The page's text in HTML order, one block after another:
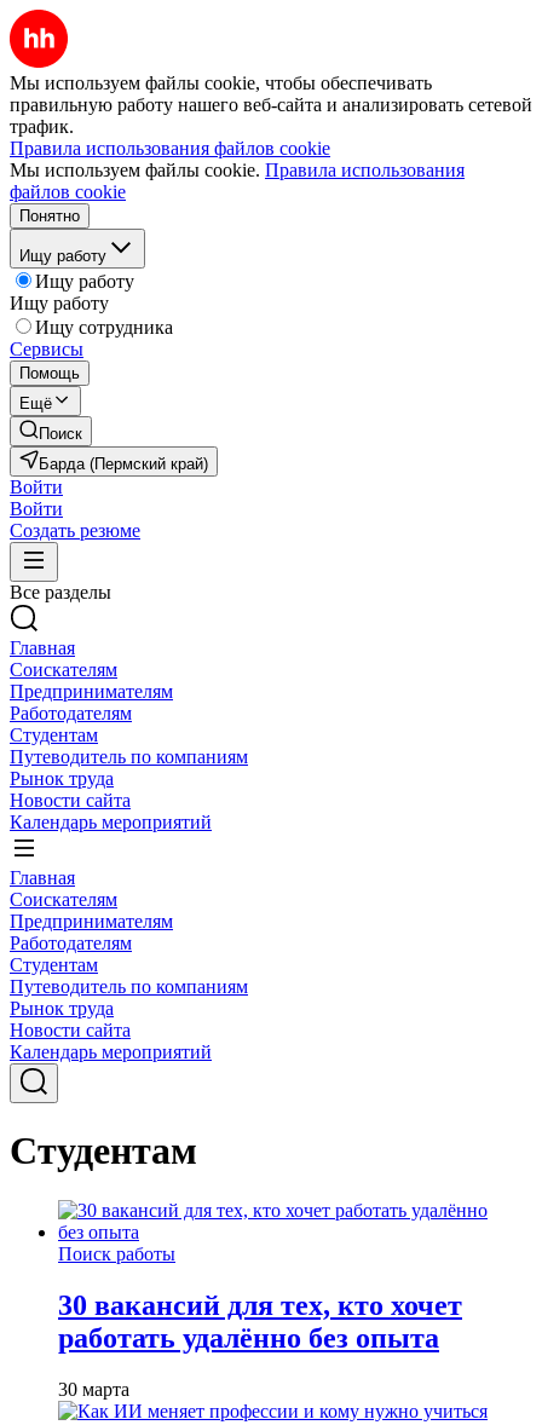
Мы используем файлы cookie, чтобы обеспечивать
правильную работу нашего веб-сайта и анализировать сетевой
трафик.
Правила использования файлов cookie
Мы используем файлы cookie. Правила использования
файлов cookie
Понятно
Ищу работу
Ищу работу
Ищу работу
Ищу сотрудника
Сервисы
Помощь
Ещё
Поиск
Барда (Пермский край)
Войти
Войти
Создать резюме
Все разделы
Главная
Соискателям
Предпринимателям
Работодателям
Студентам
Путеводитель по компаниям
Рынок труда
Новости сайта
Календарь мероприятий
Главная
Соискателям
Предпринимателям
Работодателям
Студентам
Путеводитель по компаниям
Рынок труда
Новости сайта
Календарь мероприятий
Студентам
Поиск работы
30 вакансий для тех, кто хочет
работать удалённо без опыта
30 марта